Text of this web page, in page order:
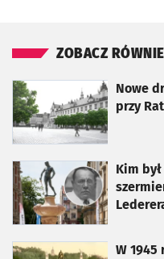
ZOBACZ
Nowe
przy
otworzy się w nowej karcie
Kim
otworzy się w nowej karcie
W 1945
otworzy się w nowej karcie